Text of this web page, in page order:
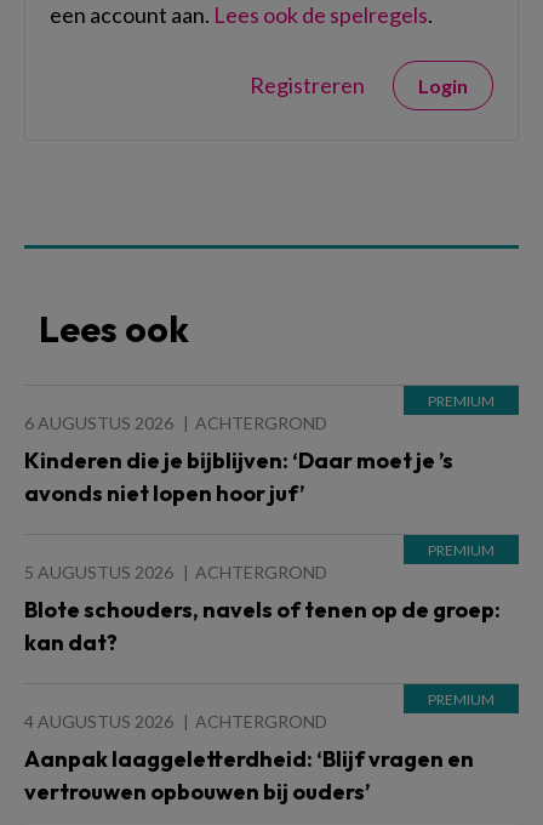
een account aan. Lees ook de spelregels.
Registreren Login
Lees ook
6 AUGUSTUS 2026 ACHTERGROND
Kinderen die je bijblijven: ‘Daar moet je ’s
avonds niet lopen hoor juf’
5 AUGUSTUS 2026 ACHTERGROND
Blote schouders, navels of tenen op de groep:
kan dat?
4 AUGUSTUS 2026 ACHTERGROND
Aanpak laaggeletterdheid: ‘Blijf vragen en
vertrouwen opbouwen bij ouders’